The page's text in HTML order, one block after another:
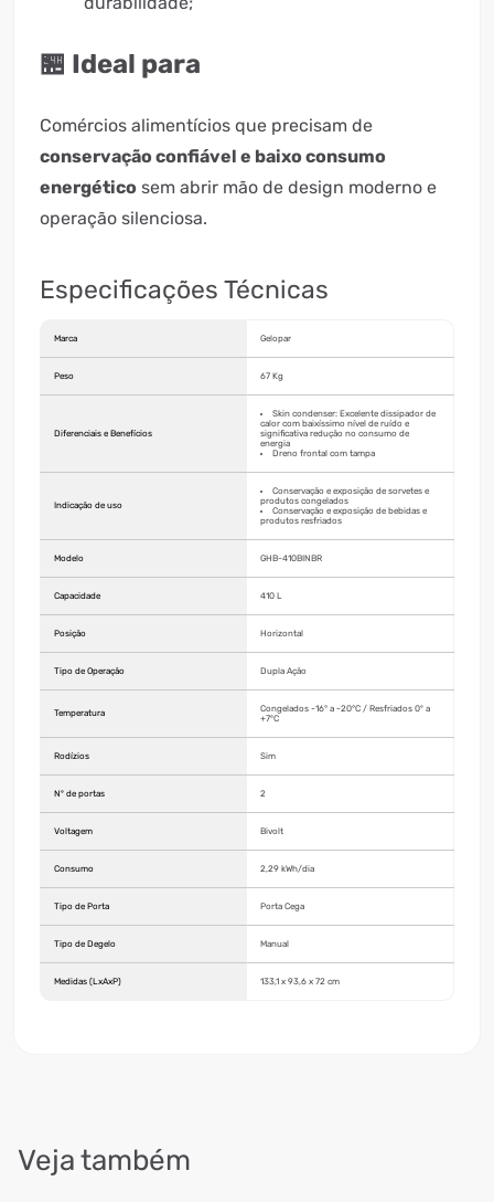
🏪 Ideal para
Comércios alimentícios que precisam de
conservação confiável e baixo consumo
energético sem abrir mão de design moderno e
operação silenciosa.
Especificações Técnicas
Marca Gelopar
Peso 67 Kg
Diferenciais e Benefícios
Skin condenser: Excelente dissipador de
calor com baixíssimo nível de ruído e
significativa redução no consumo de
energia
Dreno frontal com tampa
Indicação de uso
Conservação e exposição de sorvetes e
produtos congelados
Conservação e exposição de bebidas e
produtos resfriados
Modelo GHB-410BINBR
Capacidade 410 L
Posição Horizontal
Tipo de Operação Dupla Ação
Temperatura
Congelados -16° a -20°C / Resfriados 0º a
+7ºC
Rodízios Sim
Nº de portas 2
Voltagem Bivolt
Consumo 2,29 kWh/dia
Tipo de Porta Porta Cega
Tipo de Degelo Manual
Medidas (LxAxP) 133,1 x 93,6 x 72 cm
Veja também